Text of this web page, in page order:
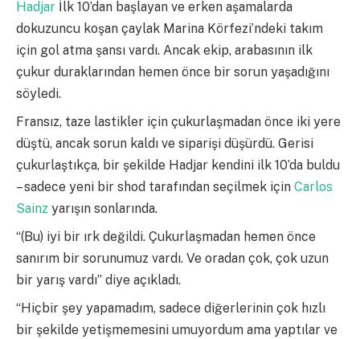
Hadjar İlk 10’dan başlayan ve erken aşamalarda
dokuzuncu koşan çaylak Marina Körfezi’ndeki takım
için gol atma şansı vardı. Ancak ekip, arabasının ilk
çukur duraklarından hemen önce bir sorun yaşadığını
söyledi.
Fransız, taze lastikler için çukurlaşmadan önce iki yere
düştü, ancak sorun kaldı ve siparişi düşürdü. Gerisi
çukurlaştıkça, bir şekilde Hadjar kendini ilk 10’da buldu
– sadece yeni bir shod tarafından seçilmek için Carlos
Sainz yarışın sonlarında.
“(Bu) iyi bir ırk değildi. Çukurlaşmadan hemen önce
sanırım bir sorunumuz vardı. Ve oradan çok, çok uzun
bir yarış vardı” diye açıkladı.
“Hiçbir şey yapamadım, sadece diğerlerinin çok hızlı
bir şekilde yetişmemesini umuyordum ama yaptılar ve